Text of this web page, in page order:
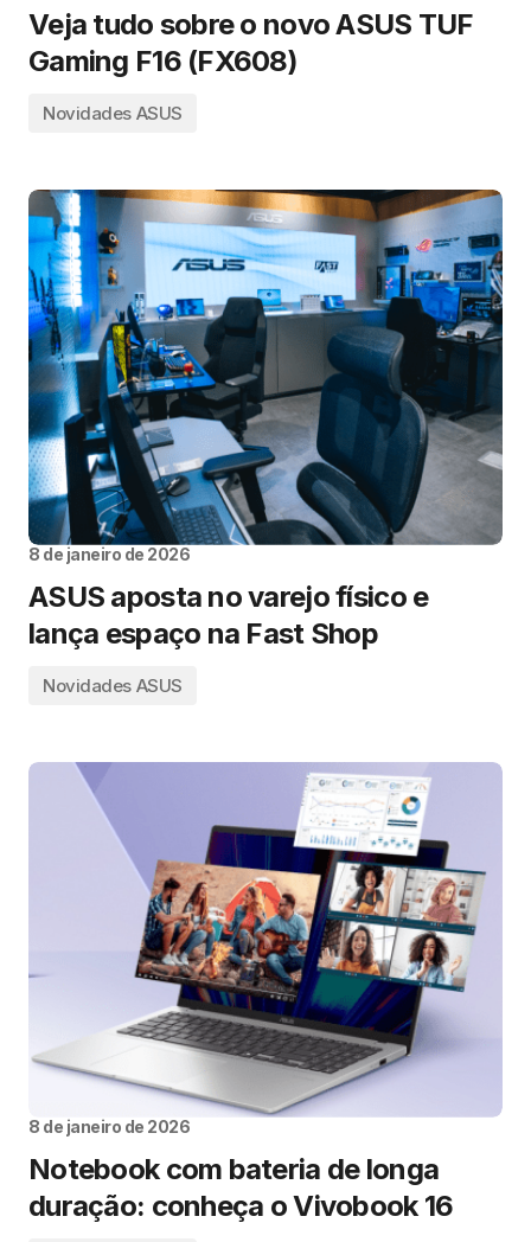
Veja tudo sobre o novo ASUS TUF
Gaming F16 (FX608)
Novidades ASUS
8 de janeiro de 2026
ASUS aposta no varejo físico e
lança espaço na Fast Shop
Novidades ASUS
8 de janeiro de 2026
Notebook com bateria de longa
duração: conheça o Vivobook 16